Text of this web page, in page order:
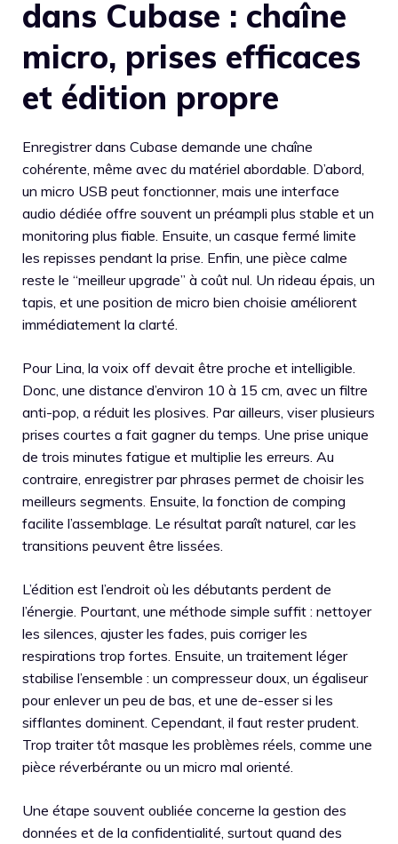
dans Cubase : chaîne
micro, prises efficaces
et édition propre
Enregistrer dans Cubase demande une chaîne
cohérente, même avec du matériel abordable. D’abord,
un micro USB peut fonctionner, mais une interface
audio dédiée offre souvent un préampli plus stable et un
monitoring plus fiable. Ensuite, un casque fermé limite
les repisses pendant la prise. Enfin, une pièce calme
reste le “meilleur upgrade” à coût nul. Un rideau épais, un
tapis, et une position de micro bien choisie améliorent
immédiatement la clarté.
Pour Lina, la voix off devait être proche et intelligible.
Donc, une distance d’environ 10 à 15 cm, avec un filtre
anti-pop, a réduit les plosives. Par ailleurs, viser plusieurs
prises courtes a fait gagner du temps. Une prise unique
de trois minutes fatigue et multiplie les erreurs. Au
contraire, enregistrer par phrases permet de choisir les
meilleurs segments. Ensuite, la fonction de comping
facilite l’assemblage. Le résultat paraît naturel, car les
transitions peuvent être lissées.
L’édition est l’endroit où les débutants perdent de
l’énergie. Pourtant, une méthode simple suffit : nettoyer
les silences, ajuster les fades, puis corriger les
respirations trop fortes. Ensuite, un traitement léger
stabilise l’ensemble : un compresseur doux, un égaliseur
pour enlever un peu de bas, et une de-esser si les
sifflantes dominent. Cependant, il faut rester prudent.
Trop traiter tôt masque les problèmes réels, comme une
pièce réverbérante ou un micro mal orienté.
Une étape souvent oubliée concerne la gestion des
données et de la confidentialité, surtout quand des